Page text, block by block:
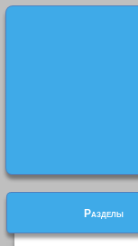
Разделы